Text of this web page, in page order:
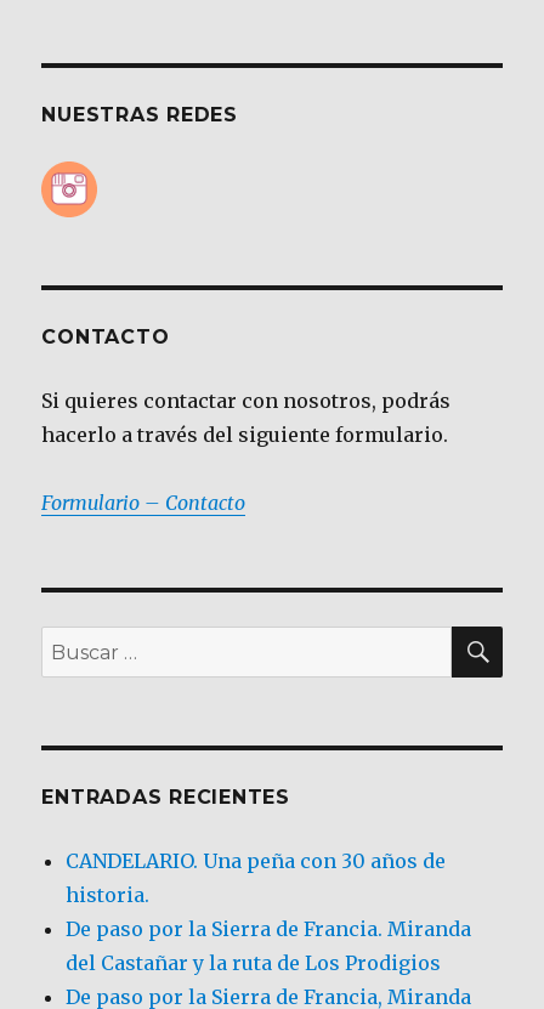
NUESTRAS REDES
CONTACTO
Si quieres contactar con nosotros, podrás
hacerlo a través del siguiente formulario.
Formulario – Contacto
Buscar
por:
ENTRADAS RECIENTES
CANDELARIO. Una peña con 30 años de
historia.
De paso por la Sierra de Francia. Miranda
del Castañar y la ruta de Los Prodigios
De paso por la Sierra de Francia, Miranda